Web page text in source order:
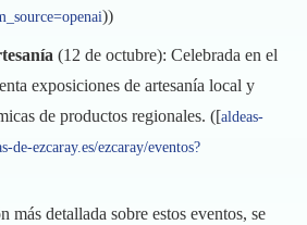
))
(12 de octubre): Celebrada en el
exposiciones de artesanía local y
de productos regionales. ([aldeas-
de-ezcaray.es/ezcaray/eventos?
más detallada sobre estos eventos, se